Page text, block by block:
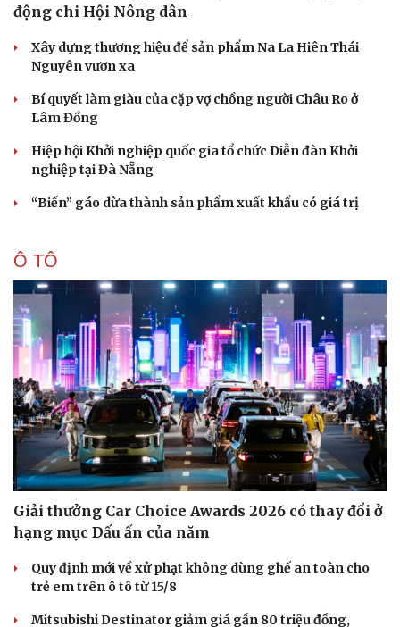
động chi Hội Nông dân
Xây dựng thương hiệu để sản phẩm Na La Hiên Thái
Nguyên vươn xa
Bí quyết làm giàu của cặp vợ chồng người Châu Ro ở
Lâm Đồng
Hiệp hội Khởi nghiệp quốc gia tổ chức Diễn đàn Khởi
nghiệp tại Đà Nẵng
“Biến” gáo dừa thành sản phẩm xuất khẩu có giá trị
Ô TÔ
Giải thưởng Car Choice Awards 2026 có thay đổi ở
hạng mục Dấu ấn của năm
Quy định mới về xử phạt không dùng ghế an toàn cho
trẻ em trên ô tô từ 15/8
Mitsubishi Destinator giảm giá gần 80 triệu đồng,